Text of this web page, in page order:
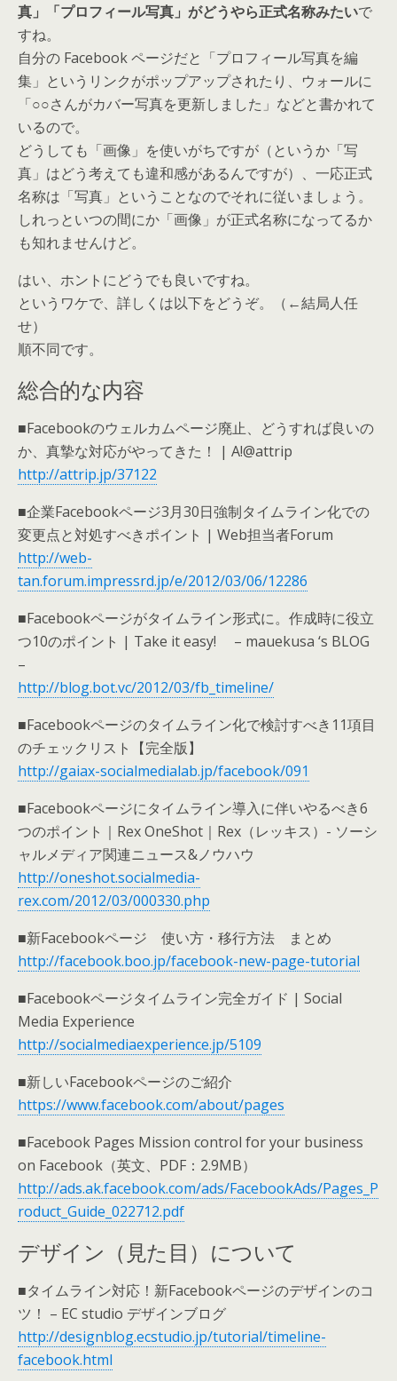
真」「プロフィール写真」がどうやら正式名称みたいで
すね。
自分の Facebook ページだと「プロフィール写真を編
集」というリンクがポップアップされたり、ウォールに
「○○さんがカバー写真を更新しました」などと書かれて
いるので。
どうしても「画像」を使いがちですが（というか「写
真」はどう考えても違和感があるんですが）、一応正式
名称は「写真」ということなのでそれに従いましょう。
しれっといつの間にか「画像」が正式名称になってるか
も知れませんけど。
はい、ホントにどうでも良いですね。
というワケで、詳しくは以下をどうぞ。（←結局人任
せ）
順不同です。
総合的な内容
■Facebookのウェルカムページ廃止、どうすれば良いの
か、真摯な対応がやってきた！ | A!@attrip
http://attrip.jp/37122
■企業Facebookページ3月30日強制タイムライン化での
変更点と対処すべきポイント | Web担当者Forum
http://web-
tan.forum.impressrd.jp/e/2012/03/06/12286
■Facebookページがタイムライン形式に。作成時に役立
つ10のポイント | Take it easy! – mauekusa ‘s BLOG
–
http://blog.bot.vc/2012/03/fb_timeline/
■Facebookページのタイムライン化で検討すべき11項目
のチェックリスト【完全版】
http://gaiax-socialmedialab.jp/facebook/091
■Facebookページにタイムライン導入に伴いやるべき6
つのポイント｜Rex OneShot｜Rex（レッキス）- ソーシ
ャルメディア関連ニュース&ノウハウ
http://oneshot.socialmedia-
rex.com/2012/03/000330.php
■新Facebookページ 使い方・移行方法 まとめ
http://facebook.boo.jp/facebook-new-page-tutorial
■Facebookページタイムライン完全ガイド | Social
Media Experience
http://socialmediaexperience.jp/5109
■新しいFacebookページのご紹介
https://www.facebook.com/about/pages
■Facebook Pages Mission control for your business
on Facebook（英文、PDF：2.9MB）
http://ads.ak.facebook.com/ads/FacebookAds/Pages_P
roduct_Guide_022712.pdf
デザイン（見た目）について
■タイムライン対応！新Facebookページのデザインのコ
ツ！ – EC studio デザインブログ
http://designblog.ecstudio.jp/tutorial/timeline-
facebook.html